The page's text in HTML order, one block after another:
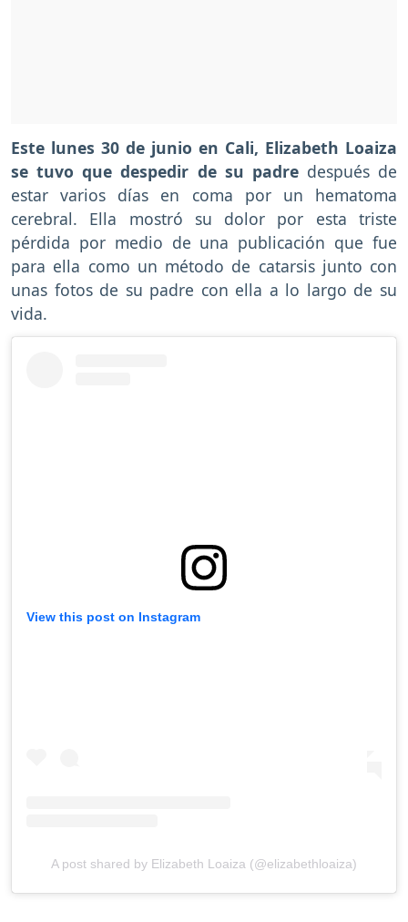
Este lunes 30 de junio en Cali, Elizabeth Loaiza
se tuvo que despedir de su padre después de
estar varios días en coma por un hematoma
cerebral. Ella mostró su dolor por esta triste
pérdida por medio de una publicación que fue
para ella como un método de catarsis junto con
unas fotos de su padre con ella a lo largo de su
vida.
View this post on Instagram
A post shared by Elizabeth Loaiza (@elizabethloaiza)